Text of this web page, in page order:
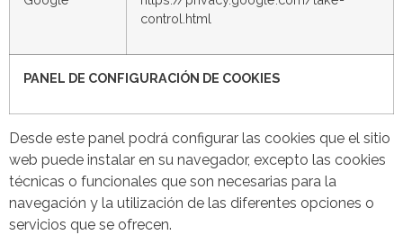
control.html
PANEL DE CONFIGURACIÓN DE COOKIES
Desde este panel podrá configurar las cookies que el sitio
web puede instalar en su navegador, excepto las cookies
técnicas o funcionales que son necesarias para la
navegación y la utilización de las diferentes opciones o
servicios que se ofrecen.